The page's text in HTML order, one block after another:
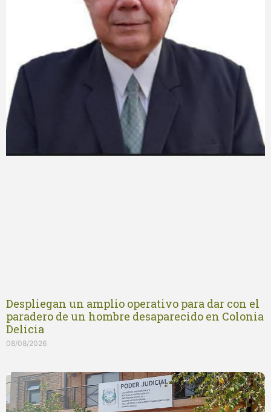
Despliegan un amplio operativo para dar con el
paradero de un hombre desaparecido en Colonia
Delicia
08/08/2026